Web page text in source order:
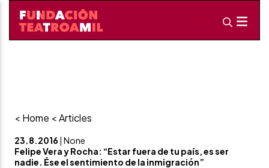
< Home < Articles
23.8.2016 | None
Felipe Vera y Rocha: “Estar fuera de tu país, es ser
nadie. Ése el sentimiento de la inmigración”